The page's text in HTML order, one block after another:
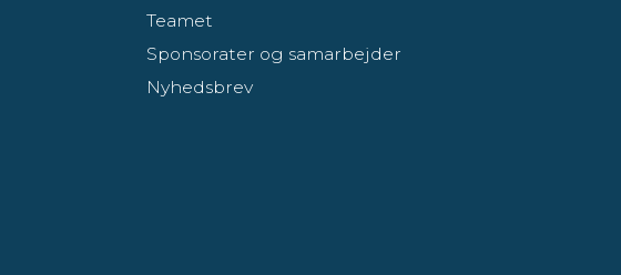
Teamet
Sponsorater og samarbejder
Nyhedsbrev